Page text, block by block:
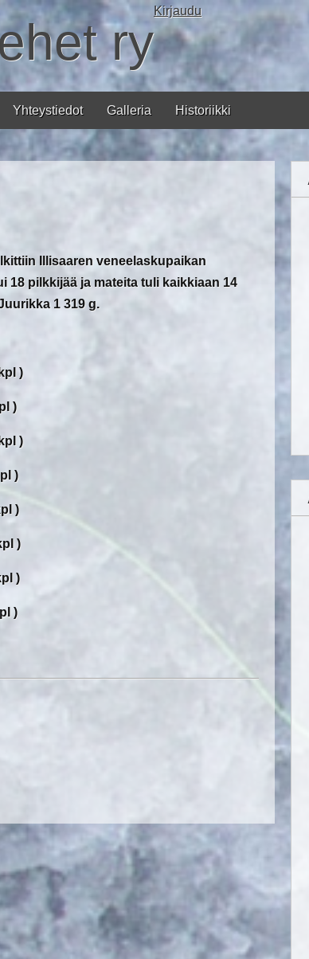
ry
Yhteystiedot Galleria Historiikki
Kirjaudu
Illisaaren veneelaskupaikan
18 pilkkijää ja mateita tuli kaikkiaan 14
1 319 g.
)
)
)
)
)
)
)
)